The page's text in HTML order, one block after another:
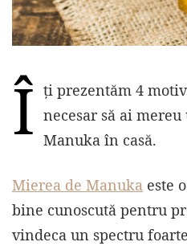
Î ți prezentăm 4
necesar să ai
Manuka în casă.
Mierea de Manuka este
bine cunoscută pentru
vindeca un spectru